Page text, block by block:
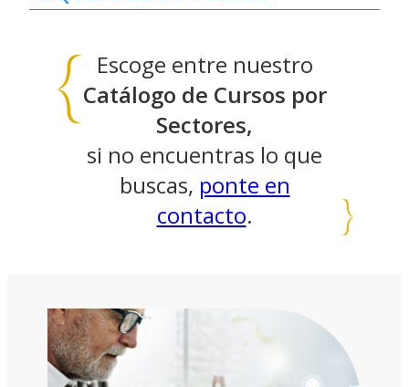
sanitario.
de los siguientes requisitos:
– Haber superado cualquier prueba oficial
de acceso a la universidad
– Certificado de profesionalidad de nivel 1
– Haber superado la prueba
– Título de Graduado en Educación
Secundaria Obligatoria (ESO) o equivalente
– Título Profesional Básico (FP Básica)
Escoge entre nuestro
Catálogo de Cursos por
Sectores,
si no encuentras lo que
buscas, ponte en
contacto.